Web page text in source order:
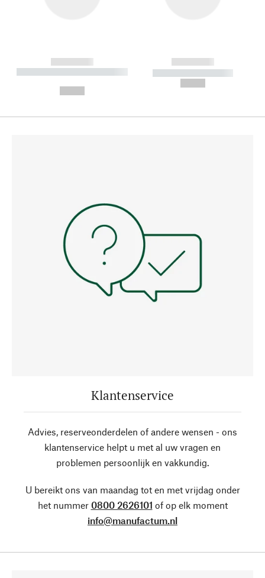
------------
----------- ----------- --------
------------
----------- -----------
Klantenservice
Advies, reserveonderdelen of andere wensen - ons
klantenservice helpt u met al uw vragen en
problemen persoonlijk en vakkundig.
U bereikt ons van maandag tot en met vrijdag onder
het nummer 0800 2626101 of op elk moment
info@manufactum.nl